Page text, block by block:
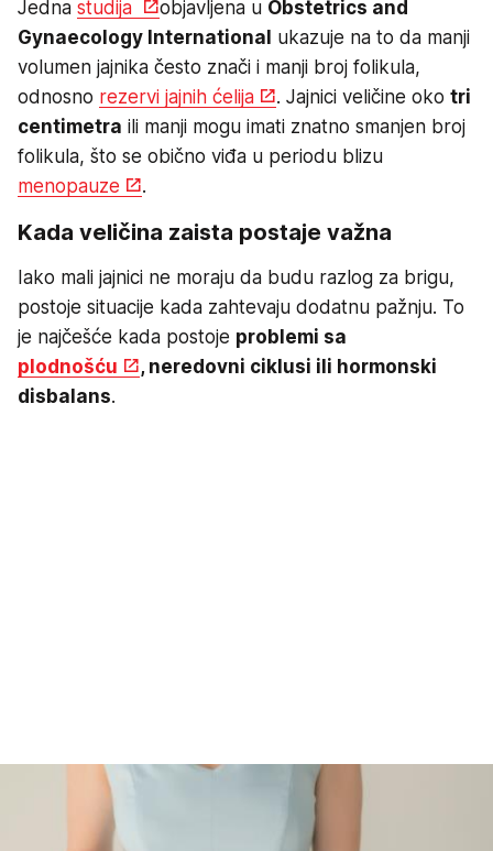
Jedna studija objavljena u Obstetrics and
Gynaecology International ukazuje na to da manji
volumen jajnika često znači i manji broj folikula,
odnosno rezervi jajnih ćelija . Jajnici veličine oko tri
centimetra ili manji mogu imati znatno smanjen broj
folikula, što se obično viđa u periodu blizu
menopauze
.
Kada veličina zaista postaje važna
Iako mali jajnici ne moraju da budu razlog za brigu,
postoje situacije kada zahtevaju dodatnu pažnju. To
je najčešće kada postoje problemi sa
plodnošću
, neredovni ciklusi ili hormonski
disbalans.